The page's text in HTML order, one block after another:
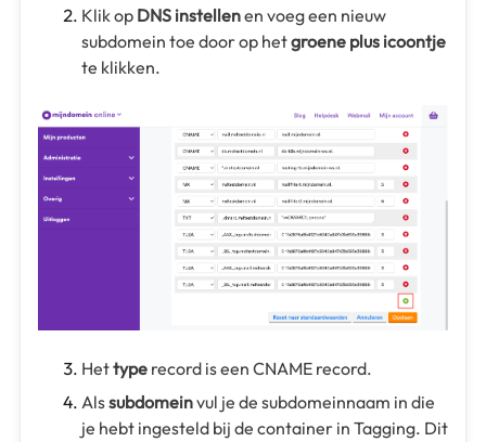
Klik op DNS instellenen voeg een nieuw
subdomein toe door op hetgroene plus icoontje
te klikken.
Hettype record is een CNAME record.
Alssubdomeinvul je de subdomeinnaam in die
je hebt ingesteld bij de container in Tagging. Dit